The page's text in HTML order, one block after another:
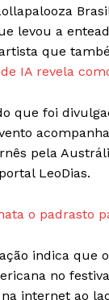
levou a
que
IA revela
que foi
pela
LeoDias.
o padrasto
indica que
no
internet ao